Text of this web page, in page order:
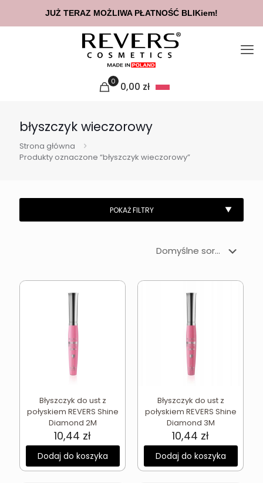
0 0,00 zł
błyszczyk wieczorowy
Strona główna
Produkty oznaczone “błyszczyk wieczorowy”
Błyszczyk do ust z
połyskiem REVERS Shine
Diamond 2M
10,44 zł
Dodaj do koszyka
Błyszczyk do ust z
połyskiem REVERS Shine
Diamond 3M
10,44 zł
Dodaj do koszyka
JUŻ TERAZ MOŻLIWA PŁATNOŚĆ BLIKiem!